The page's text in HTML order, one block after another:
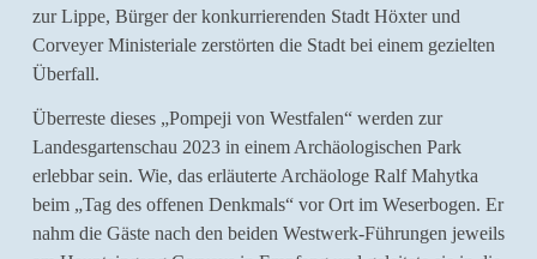
zur Lippe, Bürger der konkurrierenden Stadt Höxter und
Corveyer Ministeriale zerstörten die Stadt bei einem gezielten
Überfall.
Überreste dieses „Pompeji von Westfalen“ werden zur
Landesgartenschau 2023 in einem Archäologischen Park
erlebbar sein. Wie, das erläuterte Archäologe Ralf Mahytka
beim „Tag des offenen Denkmals“ vor Ort im Weserbogen. Er
nahm die Gäste nach den beiden Westwerk-Führungen jeweils